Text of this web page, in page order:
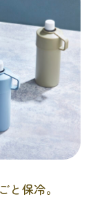
保冷。